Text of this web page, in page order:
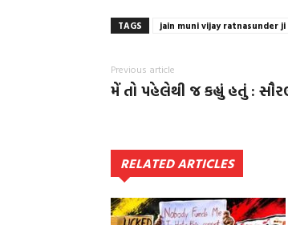
TAGS jain muni vijay ratnasunder ji
Previous article
મેં તો પહેલેથી જ કહ્યું હતું :
RELATED ARTICLES